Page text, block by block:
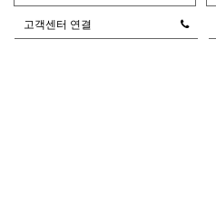
고객센터 연결